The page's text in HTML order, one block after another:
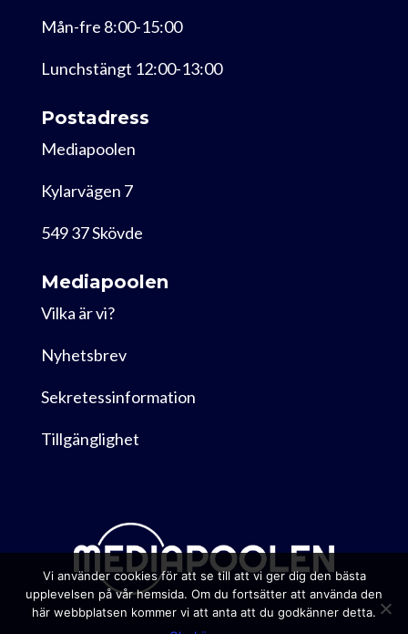
Mån-fre 8:00-15:00
Lunchstängt 12:00-13:00
Postadress
Mediapoolen
Kylarvägen 7
549 37 Skövde
Mediapoolen
Vilka är vi?
Nyhetsbrev
Sekretessinformation
Tillgänglighet
Vi använder cookies för att se till att vi ger dig den bästa
upplevelsen på vår hemsida. Om du fortsätter att använda den
här webbplatsen kommer vi att anta att du godkänner detta.